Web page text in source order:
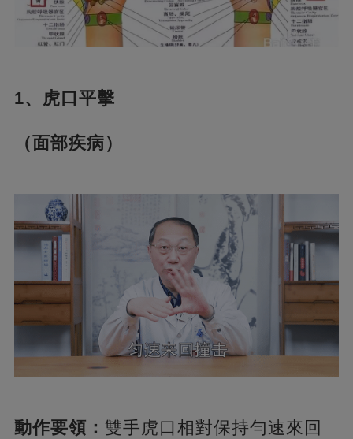
1、虎口平擊
（面部疾病）
動作要領： 雙手虎口相對保持勻速來回